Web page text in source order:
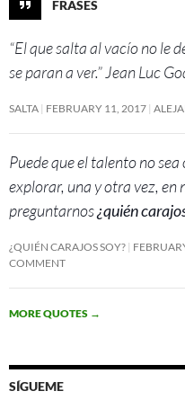
FRASES
“El que salta al vacío no le
se paran a ver.” Jean Luc
SALTA FEBRUARY 11, 2017
Puede que el talento no
explorar, una y otra vez, en
preguntarnos¿quién
¿QUIÉN CARAJOS SOY?
COMMENT
MORE QUOTES →
SÍGUEME